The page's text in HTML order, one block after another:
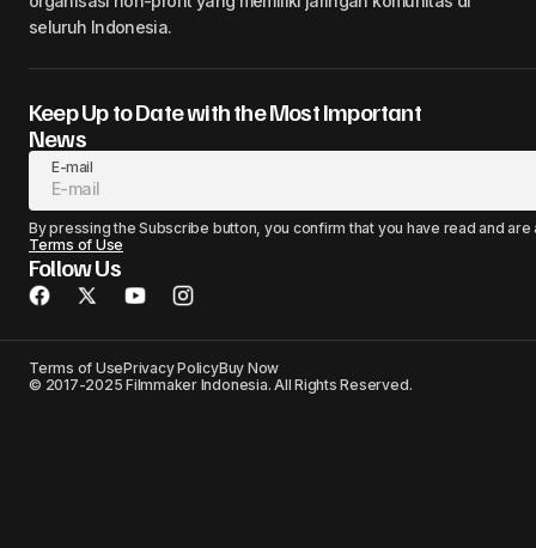
seluruh Indonesia.
Keep Up to Date with the Most Important
News
E-mail
By pressing the Subscribe button, you confirm that you have read and
Terms of Use
Follow Us
Terms of UsePrivacy PolicyBuy Now
© 2017-2025 Filmmaker Indonesia. All Rights Reserved.